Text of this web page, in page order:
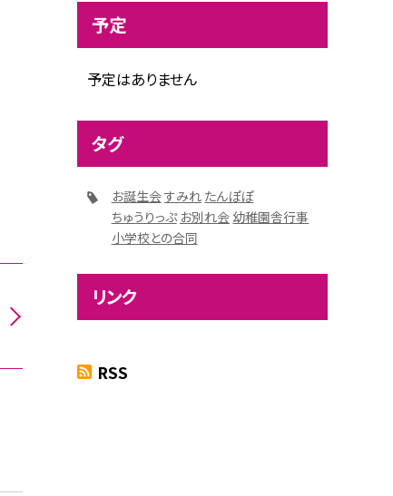
予定
予定はありません
タグ
お誕生会すみれ たんぽぽ
ちゅうりっぷ お別れ会 幼稚園舎行事
小学校との合同
リンク
RSS